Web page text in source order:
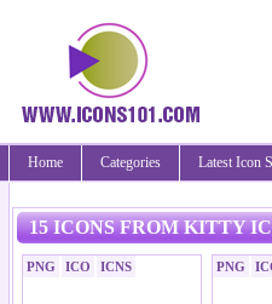
Home Categories Latest Icon
15 ICONS FROM KITTY
PNG ICO ICNS PNG